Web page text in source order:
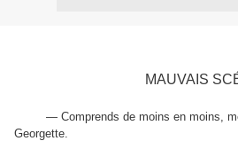
MAUVAIS
— Comprends de moins en moins,
Georgette.